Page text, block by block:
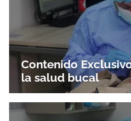
Contenido
la salud bucal